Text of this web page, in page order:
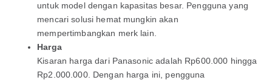
untuk model dengan kapasitas besar. Pengguna yang
mencari solusi hemat mungkin akan
mempertimbangkan merk lain.
Harga
Kisaran harga dari Panasonic adalah Rp600.000 hingga
Rp2.000.000. Dengan harga ini, pengguna